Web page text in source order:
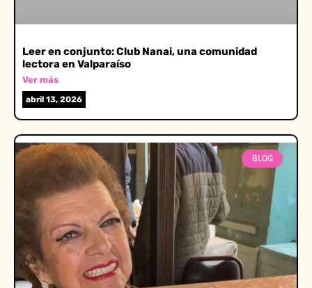
Leer en conjunto: Club Nanai, una comunidad
lectora en Valparaíso
Ver más
abril 13, 2026
BLOG